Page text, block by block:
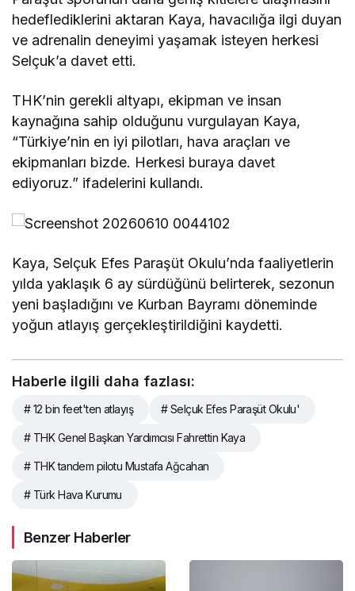
hedeflediklerini aktaran Kaya, havacılığa ilgi duyan
ve adrenalin deneyimi yaşamak isteyen herkesi
Selçuk’a davet etti.
THK’nin gerekli altyapı, ekipman ve insan
kaynağına sahip olduğunu vurgulayan Kaya,
“Türkiye’nin en iyi pilotları, hava araçları ve
ekipmanları bizde. Herkesi buraya davet
ediyoruz.” ifadelerini kullandı.
Kaya, Selçuk Efes Paraşüt Okulu’nda faaliyetlerin
yılda yaklaşık 6 ay sürdüğünü belirterek, sezonun
yeni başladığını ve Kurban Bayramı döneminde
yoğun atlayış gerçekleştirildiğini kaydetti.
Haberle ilgili daha fazlası:
# 12 bin feet'ten atlayış # Selçuk Efes Paraşüt Okulu'
# THK Genel Başkan Yardımcısı Fahrettin Kaya
# THK tandem pilotu Mustafa Ağcahan
# Türk Hava Kurumu
Benzer Haberler